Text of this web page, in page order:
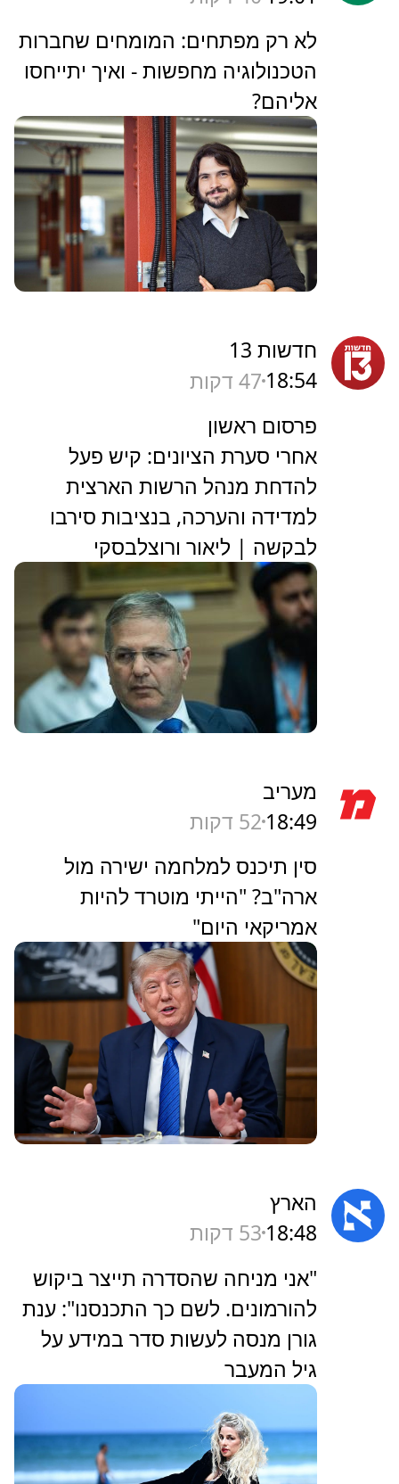
‏לא רק מפתחים: המומחים שחברות
הטכנולוגיה מחפשות - ואיך יתייחסו
אליהם?
חדשות 13
18:54 47 דקות
פרסום ראשון
אחרי סערת הציונים: קיש פעל
להדחת מנהל הרשות הארצית
למדידה והערכה, בנציבות סירבו
לבקשה | ליאור ורוצלבסקי
מעריב
18:49 52 דקות
סין תיכנס למלחמה ישירה מול
ארה"ב? "הייתי מוטרד להיות
אמריקאי היום"
הארץ
18:48 53 דקות
‏"אני מניחה שהסדרה תייצר ביקוש
להורמונים. לשם כך התכנסנו": ענת
גורן מנסה לעשות סדר במידע על
גיל המעבר